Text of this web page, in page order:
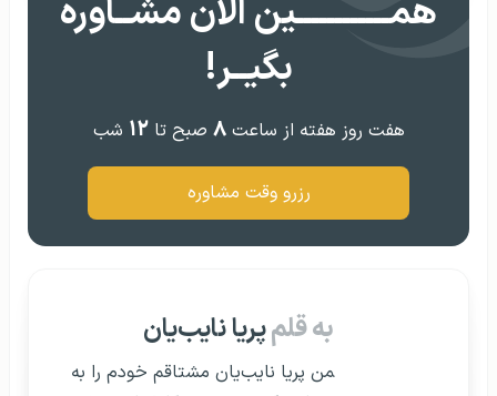
همــــــــــــین الان مشــاوره
بگیــر!
هفت روز هفته از ساعت۸ صبح تا۱۲ شب
رزرو وقت مشاوره
به قلمپریا نایب‌یان
‍‎من پریا نایب‌یان مشتاقم خودم را به